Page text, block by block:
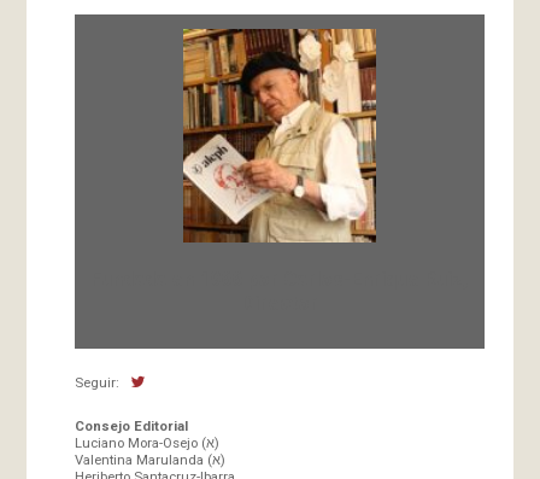
Seguir:
Consejo Editorial
Luciano Mora-Osejo (א)
Valentina Marulanda (א)